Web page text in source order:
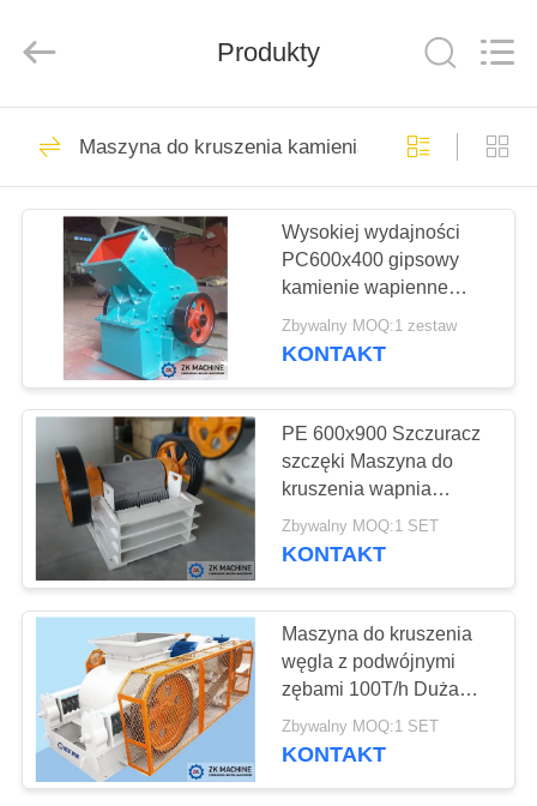
DOM
PRODUKTY
FILMY
POKAZ
VR
NAS
WYCIECZKA
PO
FABRYCE
KONTROLA
JAKOŚCI
Rights
Reserved.
ECER
Linia produkcyjna
LECA
Aktywna linia do
produkcji wapna
57
Linia produkcyjna
magnezu
19
Produkty
Maszyna do kruszenia kamienia
Wysokiej wydajności
PC600x400 gipsowy
kamienie wapienne
młotka kruszywka do
sprzedaży
Zbywalny MOQ:1 zestaw
KONTAKT
PE 600x900 Szczuracz
szczęki Maszyna do
kruszenia wapnia
Wysokiej wydajności
Niezawodne warunki
Zbywalny MOQ:1 SET
KONTAKT
Maszyna do kruszenia
węgla z podwójnymi
zębami 100T/h Duża
zdolność produkcyjna
Zbywalny MOQ:1 SET
KONTAKT